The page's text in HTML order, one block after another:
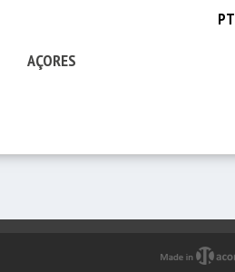
AÇORES
PT